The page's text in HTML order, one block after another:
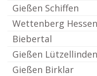
Gießen Schiffen
Wettenberg Hessen
Biebertal
Gießen Lützellinden
Gießen Birklar